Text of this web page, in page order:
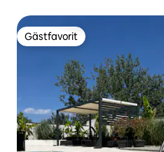
Gästfavorit
Gästfavorit